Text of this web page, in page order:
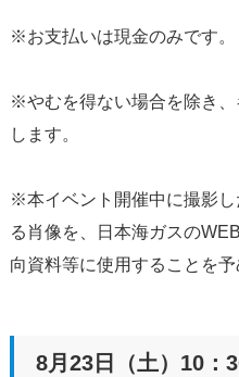
※お支払いは現金のみです。
※やむを得ない場合を除き
します。
※本イベント開催中に撮影
る肖像を、日本海ガスの
向資料等に使用することを予
8月23日（土）10：